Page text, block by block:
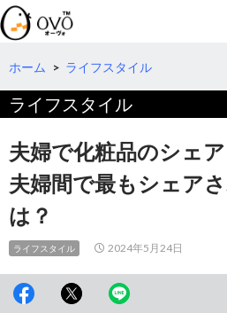
検
索
コ
テ
ツ
へ
動
ホーム > ライフスタイル
ライフスタイル
夫婦で化粧品のシェ
夫婦間で最もシェア
は？
ライフスタイル 2024年5月24日